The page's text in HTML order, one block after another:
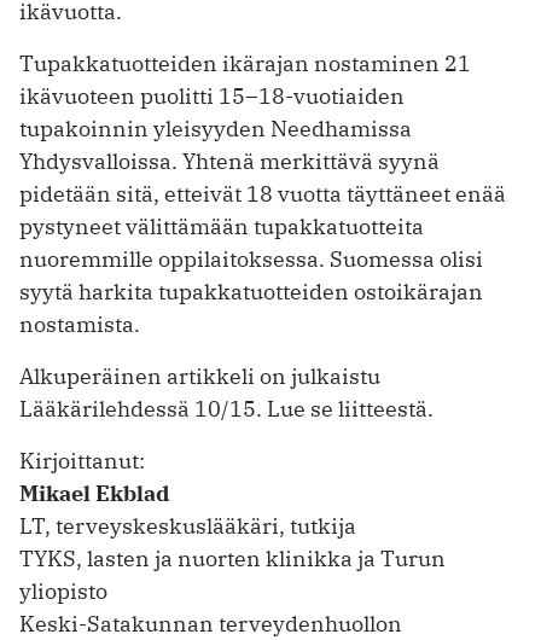
ikävuotta.
Tupakkatuotteiden ikärajan nostaminen 21
ikävuoteen puolitti 15–18-vuotiaiden
tupakoinnin yleisyyden Needhamissa
Yhdysvalloissa. Yhtenä merkittävä syynä
pidetään sitä, etteivät 18 vuotta täyttäneet enää
pystyneet välittämään tupakkatuotteita
nuoremmille oppilaitoksessa. Suomessa olisi
syytä harkita tupakkatuotteiden ostoikärajan
nostamista.
Alkuperäinen artikkeli on julkaistu
Lääkärilehdessä 10/15. Lue se liitteestä.
Kirjoittanut:
Mikael Ekblad
LT, terveyskeskuslääkäri, tutkija
TYKS, lasten ja nuorten klinikka ja Turun
yliopisto
Keski-Satakunnan terveydenhuollon